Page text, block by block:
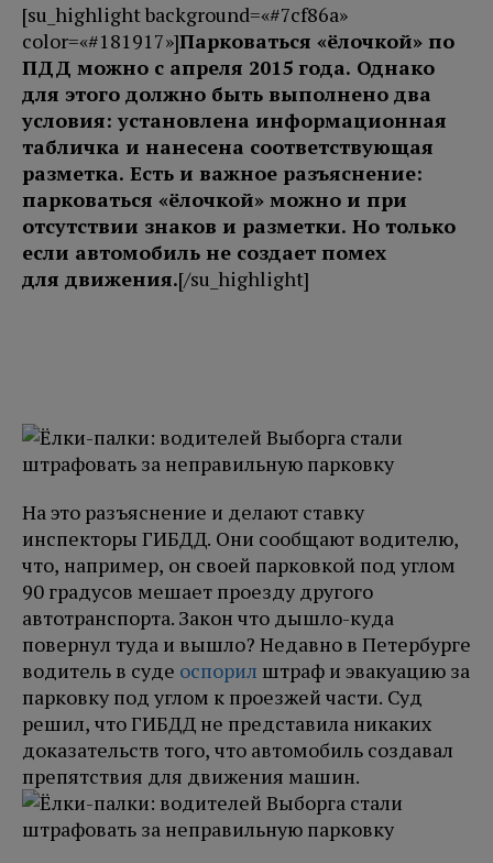
[su_highlight background=«#7cf86a»
color=«#181917»]Парковаться «ёлочкой» по
ПДД можно с апреля 2015 года. Однако
для этого должно быть выполнено два
условия: установлена информационная
табличка и нанесена соответствующая
разметка. Есть и важное разъяснение:
парковаться «ёлочкой» можно и при
отсутствии знаков и разметки. Но только
если автомобиль не создает помех
для движения.[/su_highlight]
На это разъяснение и делают ставку
инспекторы ГИБДД. Они сообщают водителю,
что, например, он своей парковкой под углом
90 градусов мешает проезду другого
автотранспорта. Закон что дышло-куда
повернул туда и вышло? Недавно в Петербурге
водитель в суде оспорил штраф и эвакуацию за
парковку под углом к проезжей части. Суд
решил, что ГИБДД не представила никаких
доказательств того, что автомобиль создавал
препятствия для движения машин.